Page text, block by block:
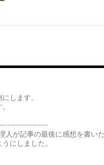
します。
人が記事の最後に感想を書い
にしました。